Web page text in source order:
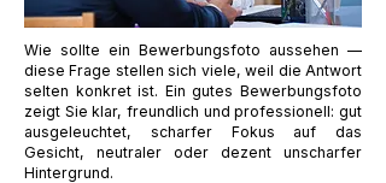
Wie sollte ein Bewerbungsfoto aussehen —
diese Frage stellen sich viele, weil die Antwort
selten konkret ist. Ein gutes Bewerbungsfoto
zeigt Sie klar, freundlich und professionell: gut
ausgeleuchtet, scharfer Fokus auf das
Gesicht, neutraler oder dezent unscharfer
Hintergrund.